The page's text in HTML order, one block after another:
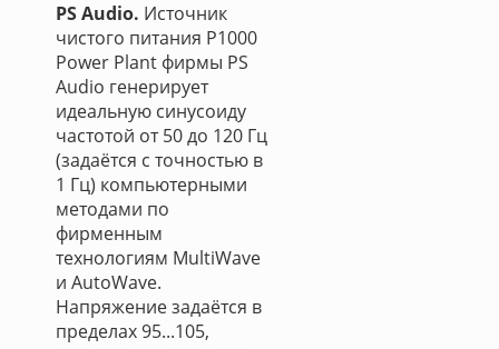
PS Audio. Источник
чистого питания P1000
Power Plant фирмы PS
Audio генерирует
идеальную синусоиду
частотой от 50 до 120 Гц
(задаётся с точностью в
1 Гц) компьютерными
методами по
фирменным
технологиям MultiWave
и AutoWave.
Напряжение задаётся в
пределах 95...105,